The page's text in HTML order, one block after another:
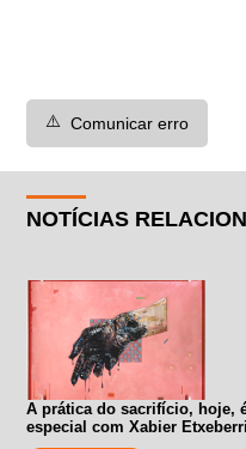
⚠️ Comunicar erro
NOTÍCIAS
A prática do sacrifício, hoje,
especial com Xabier